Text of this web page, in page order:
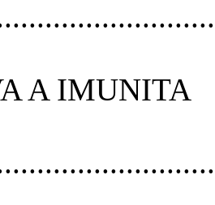
A IMUNITA